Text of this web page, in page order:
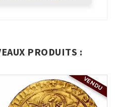
PRODUITS :
VENDU